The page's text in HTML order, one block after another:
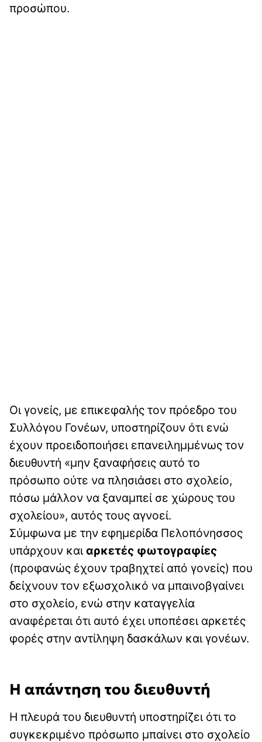
προσώπου.
Οι γονείς, με επικεφαλής τον πρόεδρο του
Συλλόγου Γονέων, υποστηρίζουν ότι ενώ
έχουν προειδοποιήσει επανειλημμένως τον
διευθυντή «μην ξαναφήσεις αυτό το
πρόσωπο ούτε να πλησιάσει στο σχολείο,
πόσω μάλλον να ξαναμπεί σε χώρους του
σχολείου», αυτός τους αγνοεί.
Σύμφωνα με την εφημερίδα Πελοπόνησσος
υπάρχουν και αρκετές φωτογραφίες
(προφανώς έχουν τραβηχτεί από γονείς) που
δείχνουν τον εξωσχολικό να μπαινοβγαίνει
στο σχολείο, ενώ στην καταγγελία
αναφέρεται ότι αυτό έχει υποπέσει αρκετές
φορές στην αντίληψη δασκάλων και γονέων.
Η απάντηση του διευθυντή
Η πλευρά του διευθυντή υποστηρίζει ότι το
συγκεκριμένο πρόσωπο μπαίνει στο σχολείο